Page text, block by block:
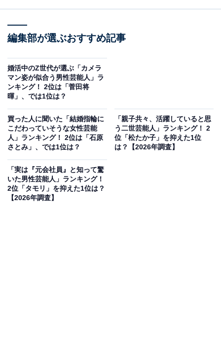
View this post on Instagram
編集部が選ぶおすすめ記事
婚活中のZ世代が選ぶ「カメラ
マン姿が似合う男性芸能人」ラ
ンキング！ 2位は「菅田将
暉」、では1位は？
買った人に聞いた「結婚指輪に
こだわっていそうな女性芸能
人」ランキング！ 2位は「石原
さとみ」、では1位は？
「親子共々、活躍していると思
う二世芸能人」ランキング！ 2
位「松たか子」を抑えた1位
は？【2026年調査】
「実は『元会社員』と知って驚
いた男性芸能人」ランキング！
2位「タモリ」を抑えた1位は？
【2026年調査】